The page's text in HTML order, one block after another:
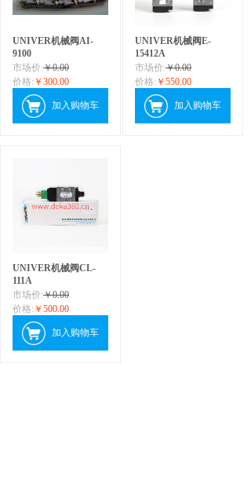
UNIVER机械阀AI-
9100
市场价:￥0.00
价格: ￥300.00
加入购物车
UNIVER机械阀E-
15412A
市场价:￥0.00
价格: ￥550.00
加入购物车
UNIVER机械阀CL-
111A
市场价:￥0.00
价格: ￥500.00
加入购物车